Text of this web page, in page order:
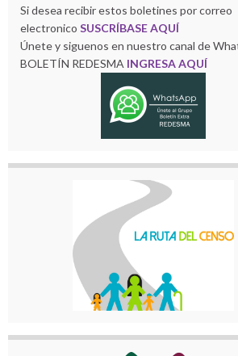
Si desea recibir estos boletines por correo
electronico SUSCRÍBASE AQUÍ
Únete y siguenos en nuestro canal de
BOLETÍN REDESMA INGRESA AQUÍ